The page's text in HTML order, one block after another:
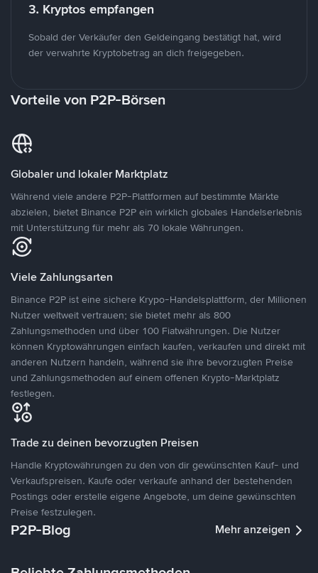
3. Kryptos empfangen
Sobald der Verkäufer den Geldeingang bestätigt hat, wird
der verwahrte Kryptobetrag an dich freigegeben.
Vorteile von P2P-Börsen
Globaler und lokaler Marktplatz
Während viele andere P2P-Plattformen auf bestimmte Märkte
abzielen, bietet Binance P2P ein wirklich globales Handelserlebnis
mit Unterstützung für mehr als 70 lokale Währungen.
Viele Zahlungsarten
Binance P2P ist eine sichere Krypo-Handelsplattform, der Millionen
Nutzer weltweit vertrauen; sie bietet mehr als 800
Zahlungsmethoden und über 100 Fiatwährungen. Die Nutzer
können Kryptowährungen einfach kaufen, verkaufen und direkt mit
anderen Nutzern handeln, während sie ihre bevorzugten Preise
und Zahlungsmethoden auf einem offenen Krypto-Marktplatz
festlegen.
Trade zu deinen bevorzugten Preisen
Handle Kryptowährungen zu den von dir gewünschten Kauf- und
Verkaufspreisen. Kaufe oder verkaufe anhand der bestehenden
Postings oder erstelle eigene Angebote, um deine gewünschten
Preise festzulegen.
P2P-Blog Mehr anzeigen